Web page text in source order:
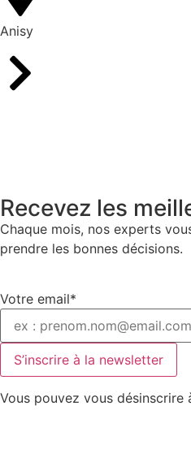
Anisy
Recevez les
Chaque mois, nos experts
prendre les bonnes décisions.
Votre email*
Vous pouvez vous